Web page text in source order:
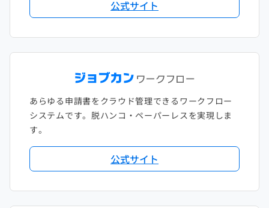
公式サイト
あらゆる申請書をクラウド管理できるワークフロー
システムです。脱ハンコ・ペーパーレスを実現しま
す。
公式サイト